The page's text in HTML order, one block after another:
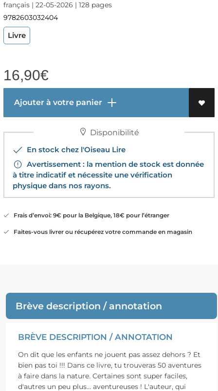
français | 22-05-2026 | 128 pages
9782603032404
Livre
16,90€
Ajouter à votre panier
Disponibilité
En stock chez l'Oiseau Lire
Avertissement : la mention de stock est donnée
à titre indicatif et nécessite une vérification
physique dans nos rayons.
Frais d’envoi: 9€ pour la Belgique, 18€ pour l’étranger
Faites-vous livrer ou récupérez votre commande en magasin
Brève description / annotation
BRÈVE DESCRIPTION / ANNOTATION
On dit que les enfants ne jouent pas assez dehors ? Et
bien pas toi !!! Dans ce livre, tu trouveras 50 aventures
à faire dans la nature. Certaines sont super faciles,
d'autres un peu plus... aventureuses ! L'auteur, qui